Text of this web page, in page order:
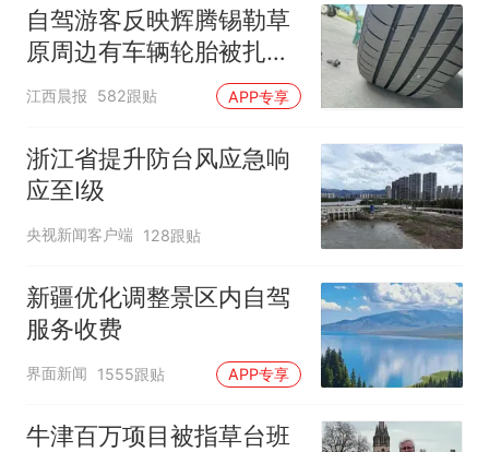
自驾游客反映辉腾锡勒草
原周边有车辆轮胎被扎，
修理店铺换胎价格高达千
元，官方发布情况通报
江西晨报 582跟贴 APP专享
浙江省提升防台风应急响
应至Ⅰ级
央视新闻客户端 128跟贴
新疆优化调整景区内自驾
服务收费
界面新闻 1555跟贴 APP专享
牛津百万项目被指草台班